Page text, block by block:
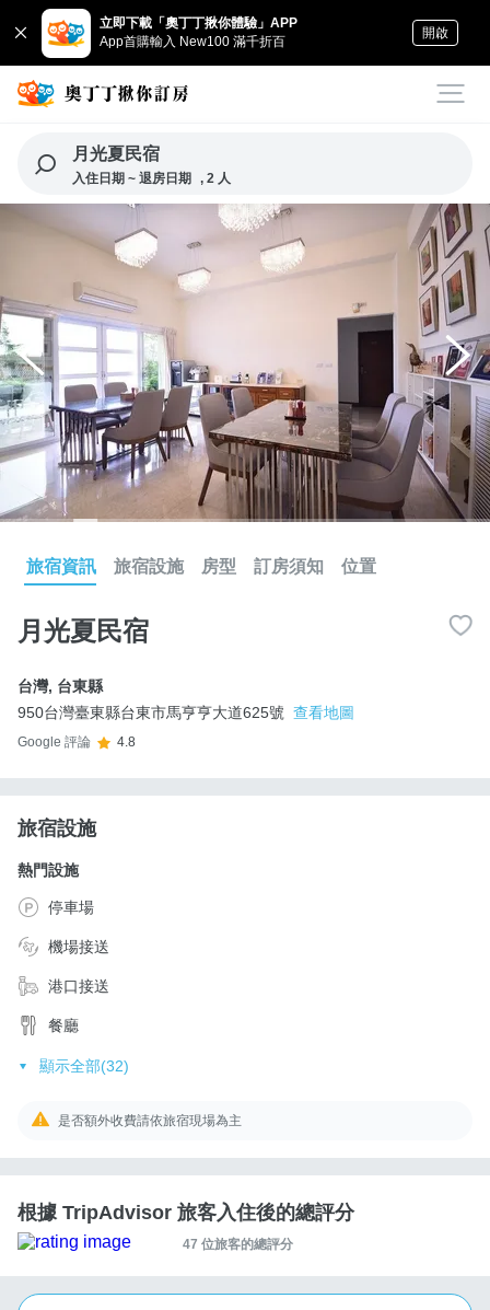
立即下載「奧丁丁揪你體驗」APP
App首購輸入 New100 滿千折百
開啟
月光夏民宿
入住日期 ~ 退房日期 , 2 人
旅宿資訊 旅宿設施 房型 訂房須知 位置
月光夏民宿
台灣, 台東縣
950台灣臺東縣台東市馬亨亨大道625號 查看地圖
Google 評論 4.8
旅宿設施
熱門設施
停車場
機場接送
港口接送
餐廳
顯示全部(32)
是否額外收費請依旅宿現場為主
根據 TripAdvisor 旅客入住後的總評分
47 位旅客的總評分